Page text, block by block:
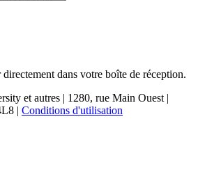
dans votre boîte de réception.
et autres | 1280, rue Main Ouest |
| Conditions d'utilisation